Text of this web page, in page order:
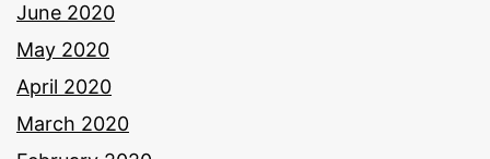
June 2020
May 2020
April 2020
March 2020